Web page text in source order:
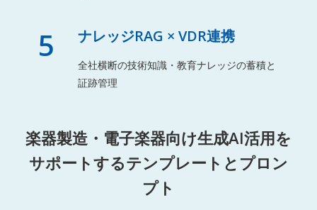
5 ナレッジRAG × VDR連携
全社横断の技術知識・教育ナレッジの蓄積と
証跡管理
楽器製造・電子楽器向け生成AI活用を
サポートするテンプレートとプロン
プト